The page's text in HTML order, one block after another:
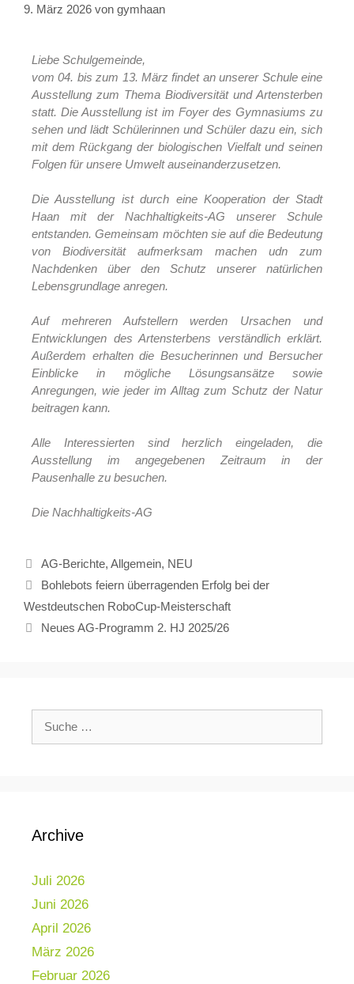
9. März 2026 von gymhaan
Liebe Schulgemeinde,
vom 04. bis zum 13. März findet an unserer Schule eine
Ausstellung zum Thema Biodiversität und Artensterben
statt. Die Ausstellung ist im Foyer des Gymnasiums zu
sehen und lädt Schülerinnen und Schüler dazu ein, sich
mit dem Rückgang der biologischen Vielfalt und seinen
Folgen für unsere Umwelt auseinanderzusetzen.
Die Ausstellung ist durch eine Kooperation der Stadt
Haan mit der Nachhaltigkeits-AG unserer Schule
entstanden. Gemeinsam möchten sie auf die Bedeutung
von Biodiversität aufmerksam machen udn zum
Nachdenken über den Schutz unserer natürlichen
Lebensgrundlage anregen.
Auf mehreren Aufstellern werden Ursachen und
Entwicklungen des Artensterbens verständlich erklärt.
Außerdem erhalten die Besucherinnen und Bersucher
Einblicke in mögliche Lösungsansätze sowie
Anregungen, wie jeder im Alltag zum Schutz der Natur
beitragen kann.
Alle Interessierten sind herzlich eingeladen, die
Ausstellung im angegebenen Zeitraum in der
Pausenhalle zu besuchen.
Die Nachhaltigkeits-AG
AG-Berichte, Allgemein, NEU
Bohlebots feiern überragenden Erfolg bei der
Westdeutschen RoboCup-Meisterschaft
Neues AG-Programm 2. HJ 2025/26
Archive
Juli 2026
Juni 2026
April 2026
März 2026
Februar 2026